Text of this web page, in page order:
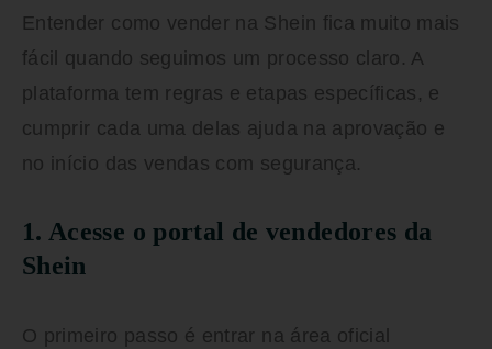
Entender como vender na Shein fica muito mais
fácil quando seguimos um processo claro. A
plataforma tem regras e etapas específicas, e
cumprir cada uma delas ajuda na aprovação e
no início das vendas com segurança.
1. Acesse o portal de vendedores da
Shein
O primeiro passo é entrar na área oficial